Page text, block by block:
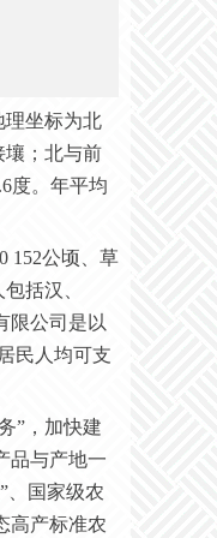
理坐标为北
壤；北与前
度。年平均
1 52公顷、草
包括汉、
限公司 是以
民人均可支
”，加快建
品与产地一
、国家级农
高产标准农